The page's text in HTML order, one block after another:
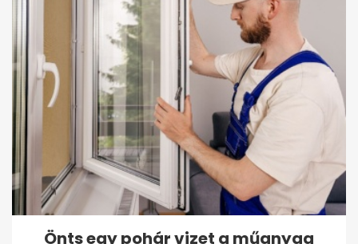
Önts egy pohár vizet a műanyag